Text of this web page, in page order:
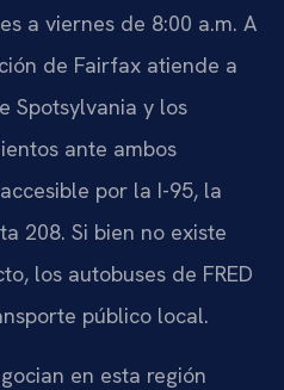
a viernes de 8:00 a.m. A
de Fairfax atiende a
Spotsylvania y los
ante ambos
por la I-95, la
208. Si bien no existe
los autobuses de FRED
público local.
en esta región